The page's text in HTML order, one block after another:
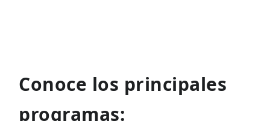
Conoce los principales
programas: